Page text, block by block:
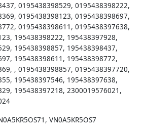
, 0195438398529, 0195438398222,
, 0195438398123, 0195438398697,
, 0195438398611 , 0195438397638,
, 195438398222, 195438397928,
, 195438398857, 195438398437,
, 195438398611 , 195438398772,
, , 0195438398857, 0195438397720,
, 195438397546, 195438397638,
, 195438397218, 2300019576021 ,
, VN0A5KR5OS7